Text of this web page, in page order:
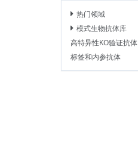
热门领域
模式生物抗体库
高特异性KO验证抗体
标签和内参抗体